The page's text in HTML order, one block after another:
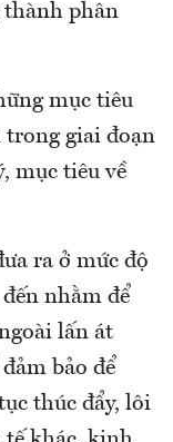
phân
mục tiêu
trong giai đoạn
mục tiêu về
ra ở mức độ
nhằm để
lấn át
bảo để
thúc đẩy, lôi